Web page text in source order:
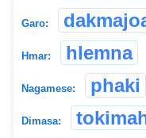
Garo:
Hmar: hlemna
Nagamese: phaki
Dimasa: